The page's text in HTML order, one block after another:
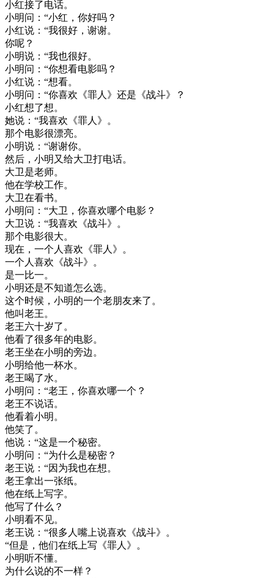
小红接了电话。
小明问 ： “小红 ， 你好吗 ？
小红说 ： “我很好 ， 谢谢。
你呢 ？
小明说 ： “我也很好。
小明问 ： “你想看电影吗 ？
小红说 ： “想看。
小明问 ： “你喜欢 《罪人》 还是 《战斗》
？
小红想了想。
她说 ： “我喜欢 《罪人》 。
那个电影很漂亮。
小明说 ： “谢谢你。
然后 ， 小明 又给大卫打电话。
大卫是老师。
他在学校工作。
大卫在看书。
小明问 ： “大卫 ， 你喜欢哪个电影 ？
大卫说 ： “我喜欢 《战斗》 。
那个电影很大。
现在 ， 一个人喜欢 《罪人》 。
一个人喜欢 《战斗》 。
是一比一。
小明还是不知道怎么选。
这个时候 ， 小明的一个老朋友来了。
他叫老王。
老王六十岁了。
他看了很多年的电影。
老王坐在小明的旁边。
小明给他一杯水。
老王喝了水。
小明问 ： “老王 ， 你喜欢哪一个 ？
老王不说话。
他看着小明。
他笑了。
他说 ： “这是一个秘密。
小明问 ： “为什么是秘密 ？
老王说 ： “因为我也在想。
老王拿出一张纸。
他在纸上写字。
他写了什么 ？
小明看不见。
老王说 ： “很多人嘴上说喜欢 《战斗》 。
“但是 ， 他们在纸上写 《罪人》 。
小明听不懂。
为什么说的不一样 ？